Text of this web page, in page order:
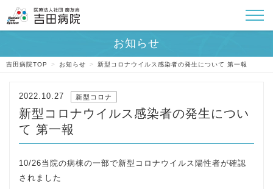
吉田病院TOP > お知らせ > 新型コロナウイルス感染者の発生について 第一報
2022.10.27 新型コロナ
新型コロナウイルス感染者の発生につい
て 第一報
10/26当院の病棟の一部で新型コロナウイルス陽性者が確認
されました